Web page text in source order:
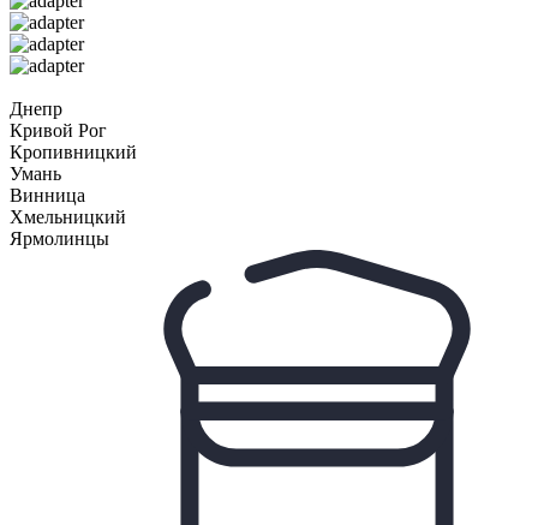
Днепр
Кривой Рог
Кропивницкий
Умань
Винница
Хмельницкий
Ярмолинцы